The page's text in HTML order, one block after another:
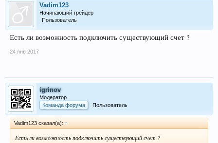
Vadim123
Начинающий трейдер
Пользователь
Есть ли возможность подключить существующий счет ?
24 янв 2017
igrinov
Модератор
Команда форума
Пользователь
Vadim123 сказал(а): ↑
Есть ли возможность подключить существующий счет ?